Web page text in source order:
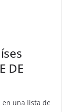
DE
en una lista de